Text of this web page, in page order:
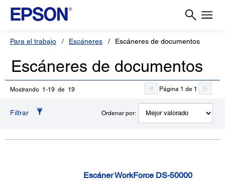
Para el trabajo Escáneres Escáneres de documentos
Escáneres de documentos
Mostrando 1-19 de 19 Página 1 de 1
Filtrar Ordenar por:
Escáner WorkForce DS-50000